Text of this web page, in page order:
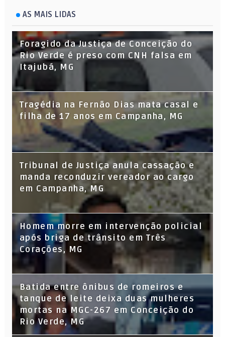
AS MAIS LIDAS
Foragido da Justiça de Conceição do
Rio Verde é preso com CNH falsa em
Itajubá, MG
Tragédia na Fernão Dias mata casal e
filha de 17 anos em Campanha, MG
Tribunal de Justiça anula cassação e
manda reconduzir vereador ao cargo
em Campanha, MG
Homem morre em intervenção policial
após briga de trânsito em Três
Corações, MG
Batida entre ônibus de romeiros e
tanque de leite deixa duas mulheres
mortas na MGC-267 em Conceição do
Rio Verde, MG